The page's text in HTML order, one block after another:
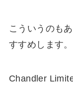
こういうのも
すすめします。
Chandler